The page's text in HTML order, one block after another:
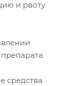
и рвоту
средства